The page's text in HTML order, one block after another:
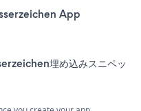
App
埋め込みスニペッ